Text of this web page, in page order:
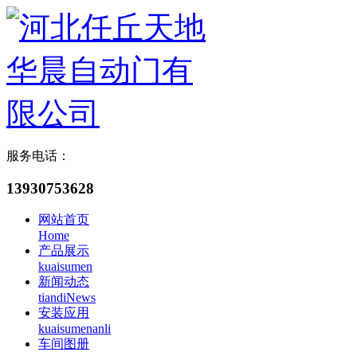
服务电话：
13930753628
网站首页
Home
产品展示
kuaisumen
新闻动态
tiandiNews
安装应用
kuaisumenanli
车间图册